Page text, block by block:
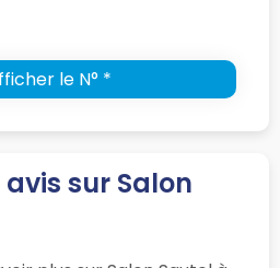
le N° *
sur Salon